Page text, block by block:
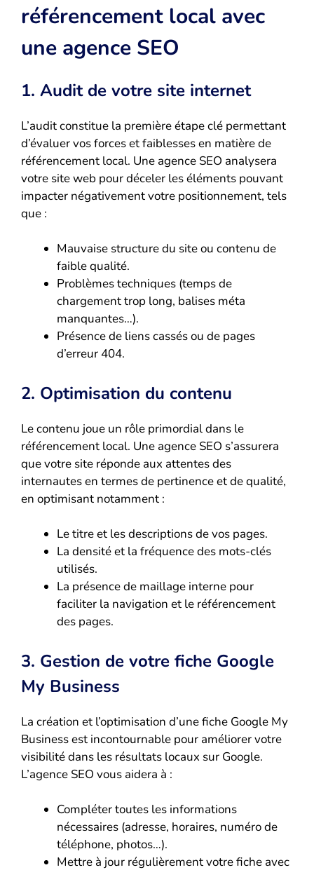
référencement local avec
une agence SEO
1. Audit de votre site internet
L’audit constitue la première étape clé permettant
d’évaluer vos forces et faiblesses en matière de
référencement local. Une agence SEO analysera
votre site web pour déceler les éléments pouvant
impacter négativement votre positionnement, tels
que :
Mauvaise structure du site ou contenu de
faible qualité.
Problèmes techniques (temps de
chargement trop long, balises méta
manquantes…).
Présence de liens cassés ou de pages
d’erreur 404.
2. Optimisation du contenu
Le contenu joue un rôle primordial dans le
référencement local. Une agence SEO s’assurera
que votre site réponde aux attentes des
internautes en termes de pertinence et de qualité,
en optimisant notamment :
Le titre et les descriptions de vos pages.
La densité et la fréquence des mots-clés
utilisés.
La présence de maillage interne pour
faciliter la navigation et le référencement
des pages.
3. Gestion de votre fiche Google
My Business
La création et l’optimisation d’une fiche Google My
Business est incontournable pour améliorer votre
visibilité dans les résultats locaux sur Google.
L’agence SEO vous aidera à :
Compléter toutes les informations
nécessaires (adresse, horaires, numéro de
téléphone, photos…).
Mettre à jour régulièrement votre fiche avec